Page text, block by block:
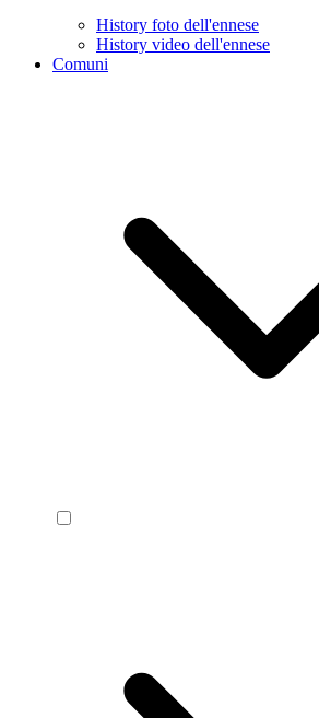
History foto dell'ennese
History video dell'ennese
Comuni